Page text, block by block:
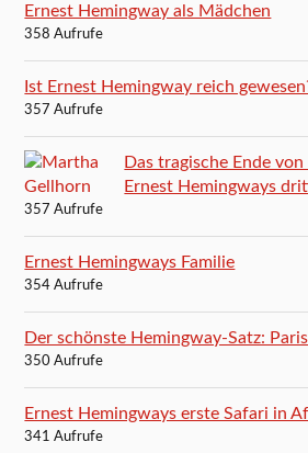
Ernest Hemingway als Mädchen
358 Aufrufe
Ist Ernest Hemingway reich
357 Aufrufe
Das tragische Ende
Ernest Hemingways
357 Aufrufe
Ernest Hemingways Familie
354 Aufrufe
Der schönste Hemingway-Satz: Paris
350 Aufrufe
Ernest Hemingways erste Safari in
341 Aufrufe